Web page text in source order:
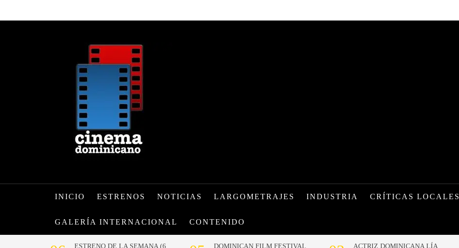
INICIO ESTRENOS NOTICIAS LARGOMETRAJES INDUSTRIA CRÍTICAS LOCALES
GALERÍA INTERNACIONAL CONTENIDO